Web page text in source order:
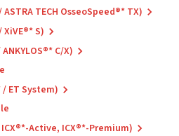
TECH OsseoSpeed®* TX)
S)
C/X)
ET System)
Active, ICX®*-Premium)